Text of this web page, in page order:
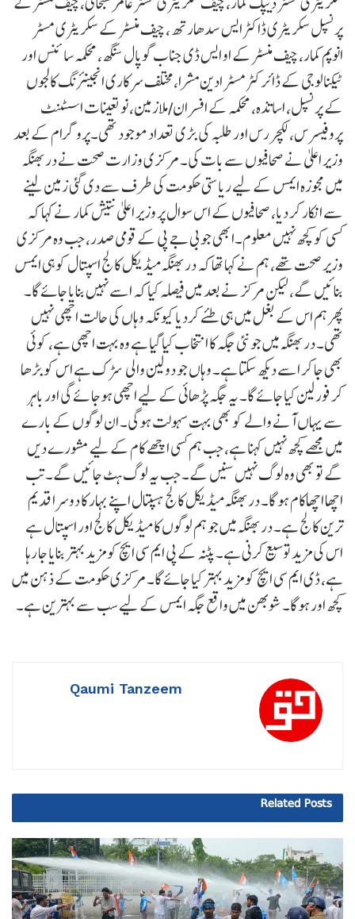
پرنسپل سکریٹری ڈاکٹر ایس سدھارتھ، چیف منسٹر کے سکریٹری مسٹر
انوپم کمار، چیف منسٹر کے او ایس ڈی جناب گوپال سنگھ، محکمہ سائنس اور
ٹیکنالوجی کے ڈائرکٹر مسٹر ادین مشرا، مختلف سرکاری انجینئرنگ کالجوں
کے پرنسپل، اساتذہ، محکمہ کے افسران/ملازمین، نو تعینات اسسٹنٹ
پروفیسرس، لکچررس اور طلبہ کی بڑی تعداد موجود تھی۔پروگرام کے بعد
وزیر اعلیٰ نے صحافیوں سے بات کی۔ مرکزی وزارت صحت نے دربھنگہ
میں مجوزہ ایمس کے لیے ریاستی حکومت کی طرف سے دی گئی زمین لینے
سے انکار کر دیا، صحافیوں کے اس سوال پر وزیر اعلیٰ نتیش کمار نے کہا کہ
کسی کو کچھ نہیں معلوم۔ابھی جو بی جے پی کے قومی صدر، جب وہ مرکزی
وزیر صحت تھے، ہم نے کہا تھا کہ دربھنگہ میڈیکل کالج اسپتال کوہی ایمس
بنائیں گے، لیکن مرکز نے بعد میں فیصلہ کیا کہ اسے نہیں بنایا جائے گا۔
پھر ہم اس کے بغل میں ہی طئے کردیا کیونکہ وہاں کی حالت اچھی نہیں
تھی۔ دربھنگہ میں جو نئی جگہ کا انتخاب کیا گیا ہے وہ بہت اچھی ہے، کوئی
بھی جا کر اسے دیکھ سکتا ہے۔ وہاں جو دو لین والی سڑک ہے اس کو بڑھا
کر فور لین کیا جائے گا۔ یہ جگہ پڑھائی کے لیے اچھی ہوجا ئے گی اور باہر
سے یہاں آنے والے کو بھی بہت سہولت ہوگی۔ ان لوگوں کے بارے
میں مجھے کچھ نہیں کہنا ہے، جب ہم کسی اچھے کام کے لیے مشورے دیں
گے تو بھی وہ لوگ نہیں سنیں گے۔ جب یہ لوگ ہٹ جائیں گے۔تب
اچھا اچھاکام ہو گا۔ دربھنگہ میڈیکل کالج ہسپتال اپنے بہار کا دوسرا قدیم
ترین کالج ہے۔ دربھنگہ میں جو ہم لوگوں کا میڈیکل کالج اور اسپتال ہے
اس کی مزید توسیع کرنی ہے۔ پٹنہ کے پی ایم سی ایچ کو مزید بہتر بنایا جا رہا
ہے، ڈی ایم سی ایچ کو مزید بہتر کیا جائے گا۔ مرکزی حکومت کے ذہن میں
کچھ اور ہوگا۔ شوبھن میں واقع جگہ ایمس کے لیے سب سے بہترین ہے۔
Qaumi Tanzeem
Related Posts